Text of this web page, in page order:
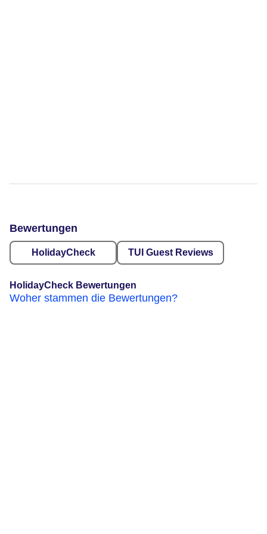
Bewertungen
HolidayCheck TUI Guest Reviews
HolidayCheck Bewertungen
Woher stammen die Bewertungen?